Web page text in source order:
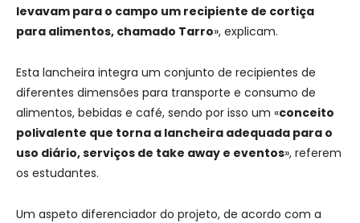
levavam para o campo um recipiente de cortiça
para alimentos, chamado Tarro», explicam.
Esta lancheira integra um conjunto de recipientes de
diferentes dimensões para transporte e consumo de
alimentos, bebidas e café, sendo por isso um «conceito
polivalente que torna a lancheira adequada para o
uso diário, serviços de take away e eventos», referem
os estudantes.
Um aspeto diferenciador do projeto, de acordo com a